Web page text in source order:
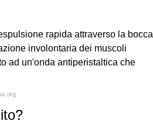
rapida attraverso la bocca
involontaria dei muscoli
ad un'onda antiperistaltica che